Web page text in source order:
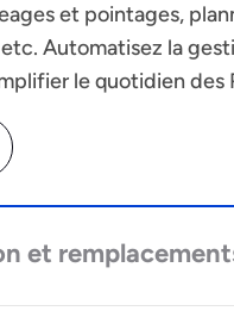
et pointages,
Automatisez la
le quotidien des
et